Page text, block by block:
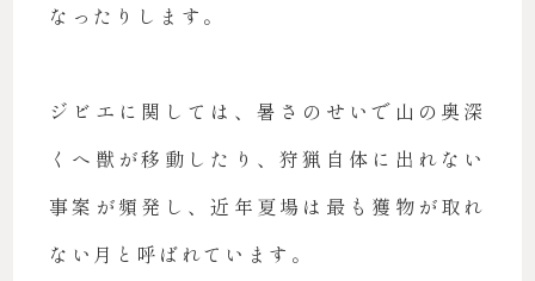
なったりします。
ジビエに関しては、暑さのせいで山の奥深
くへ獣が移動したり、狩猟自体に出れない
事案が頻発し、近年夏場は最も獲物が取れ
ない月と呼ばれています。